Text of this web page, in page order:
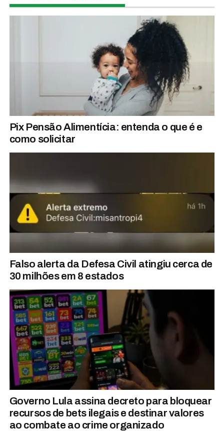
Pix Pensão Alimentícia: entenda o que é e
como solicitar
Falso alerta da Defesa Civil atingiu cerca de
30 milhões em 8 estados
Governo Lula assina decreto para bloquear
recursos de bets ilegais e destinar valores
ao combate ao crime organizado